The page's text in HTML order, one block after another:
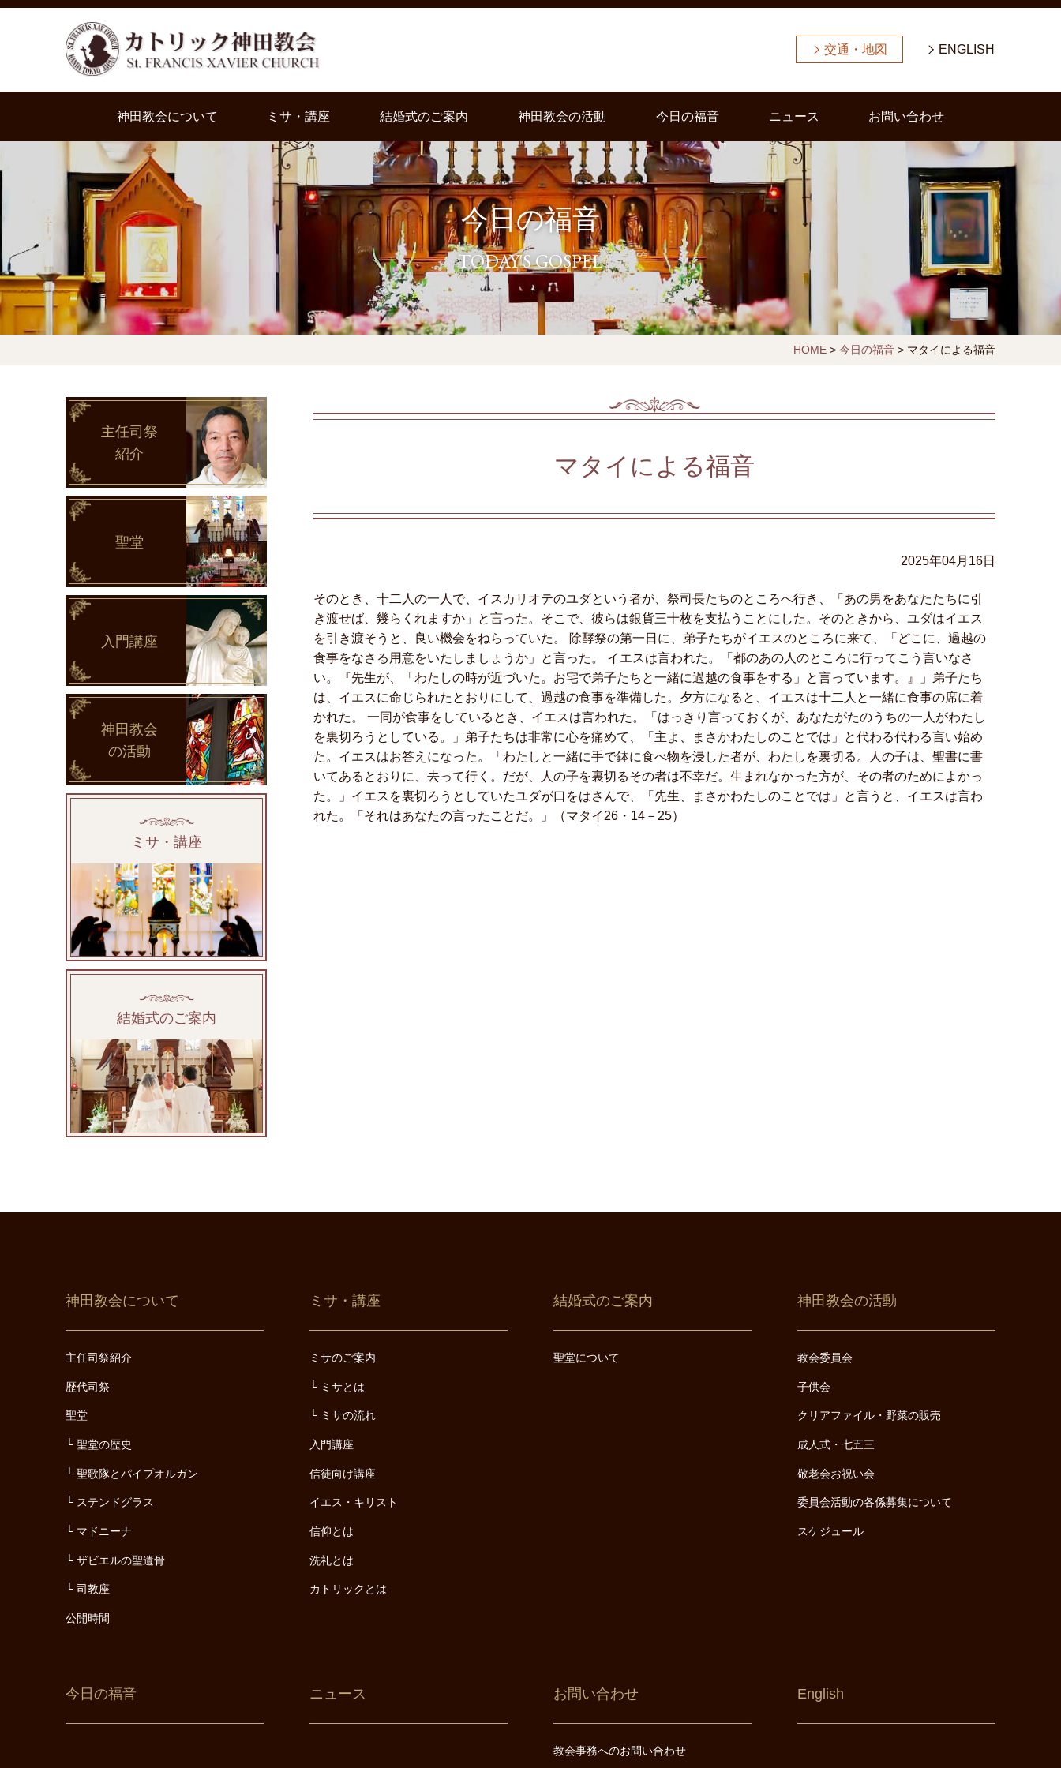
交通・地図 ENGLISH
神田教会について ミサ・講座 結婚式のご案内 神田教会の活動 今日の福音 ニュース お問い合わせ
今日の福音
TODAY'S GOSPEL
HOME> 今日の福音> マタイによる福音
マタイによる福音
2025年04月16日
そのとき、十二人の一人で、イスカリオテのユダという者が、祭司長たちのところへ行き、「あの男をあなたたちに引
き渡せば、幾らくれますか」と言った。そこで、彼らは銀貨三十枚を支払うことにした。そのときから、ユダはイエス
を引き渡そうと、良い機会をねらっていた。 除酵祭の第一日に、弟子たちがイエスのところに来て、「どこに、過越の
食事をなさる用意をいたしましょうか」と言った。 イエスは言われた。「都のあの人のところに行ってこう言いなさ
い。『先生が、「わたしの時が近づいた。お宅で弟子たちと一緒に過越の食事をする」と言っています。』」弟子たち
は、イエスに命じられたとおりにして、過越の食事を準備した。夕方になると、イエスは十二人と一緒に食事の席に着
かれた。 一同が食事をしているとき、イエスは言われた。「はっきり言っておくが、あなたがたのうちの一人がわたし
を裏切ろうとしている。」弟子たちは非常に心を痛めて、「主よ、まさかわたしのことでは」と代わる代わる言い始め
た。イエスはお答えになった。「わたしと一緒に手で鉢に食べ物を浸した者が、わたしを裏切る。人の子は、聖書に書
いてあるとおりに、去って行く。だが、人の子を裏切るその者は不幸だ。生まれなかった方が、その者のためによかっ
た。」イエスを裏切ろうとしていたユダが口をはさんで、「先生、まさかわたしのことでは」と言うと、イエスは言わ
れた。「それはあなたの言ったことだ。」（マタイ26・14－25）
主任司祭
紹介
聖堂
入門講座
神田教会
の活動
ミサ・講座
結婚式のご案内
神田教会について
主任司祭紹介
歴代司祭
聖堂
聖堂の歴史
聖歌隊とパイプオルガン
ステンドグラス
マドニーナ
ザビエルの聖遺骨
司教座
公開時間
ミサ・講座
ミサのご案内
ミサとは
ミサの流れ
入門講座
信徒向け講座
イエス・キリスト
信仰とは
洗礼とは
カトリックとは
結婚式のご案内
聖堂について
神田教会の活動
教会委員会
子供会
クリアファイル・野菜の販売
成人式・七五三
敬老会お祝い会
委員会活動の各係募集について
スケジュール
今日の福音 ニュース お問い合わせ
教会事務へのお問い合わせ
English